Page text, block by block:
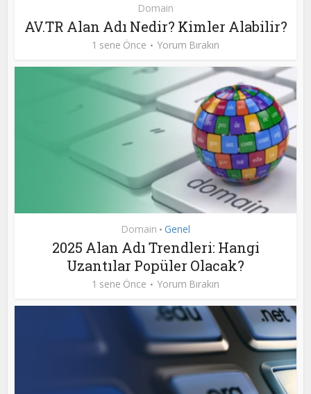
Domain
AV.TR Alan Adı Nedir? Kimler Alabilir?
1 sene Önce Yorum Bırakın
Domain • Genel
2025 Alan Adı Trendleri: Hangi
Uzantılar Popüler Olacak?
1 sene Önce Yorum Bırakın